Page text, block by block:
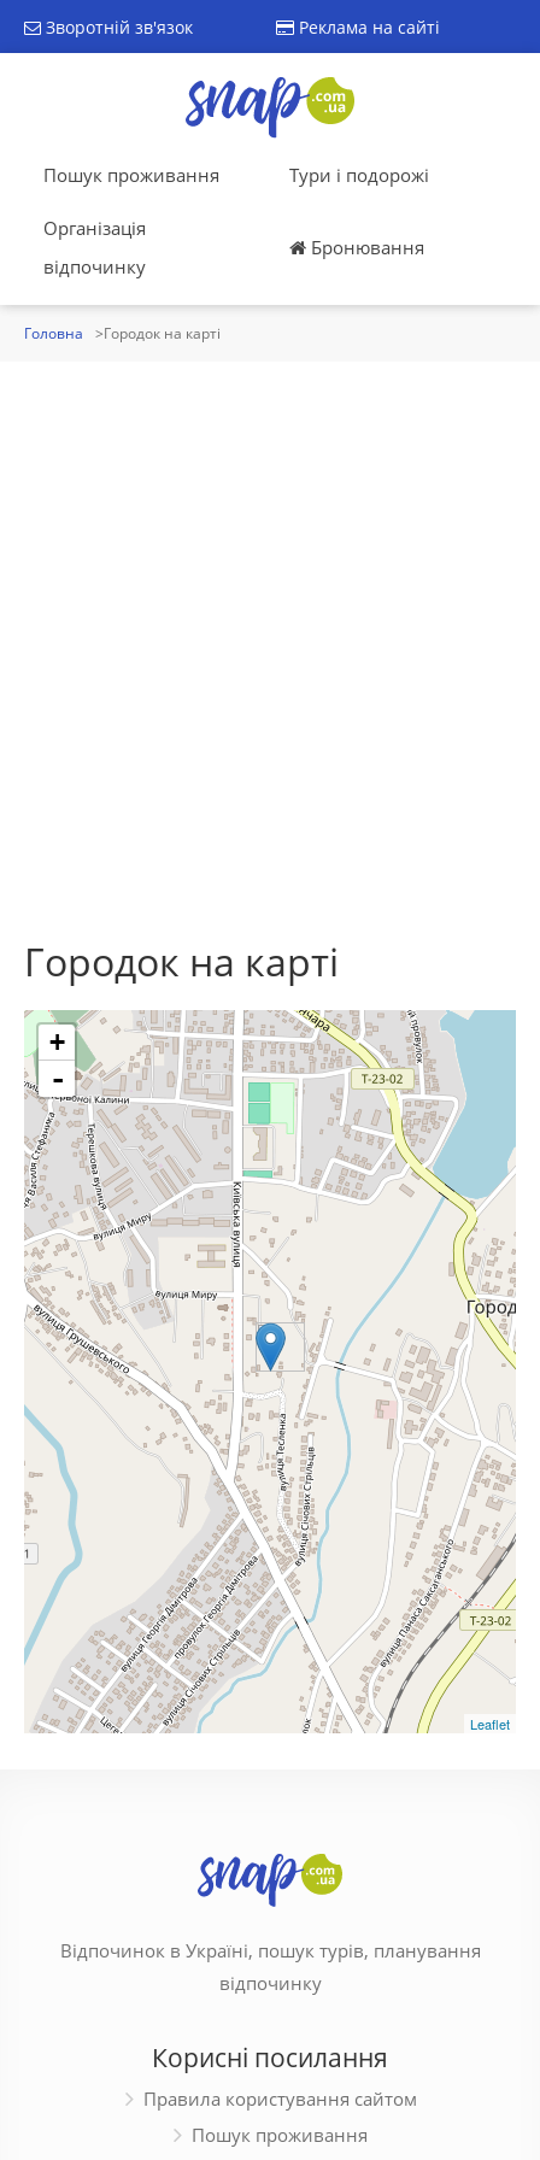
Зворотній зв'язок Реклама на сайті
Пошук проживання Тури і подорожі
Організація
відпочинку
Бронювання
Головна Городок на карті
Городок на карті
+
-
Leaflet
Відпочинок в Україні, пошук турів, планування
відпочинку
Корисні посилання
Правила користування сайтом
Пошук проживання